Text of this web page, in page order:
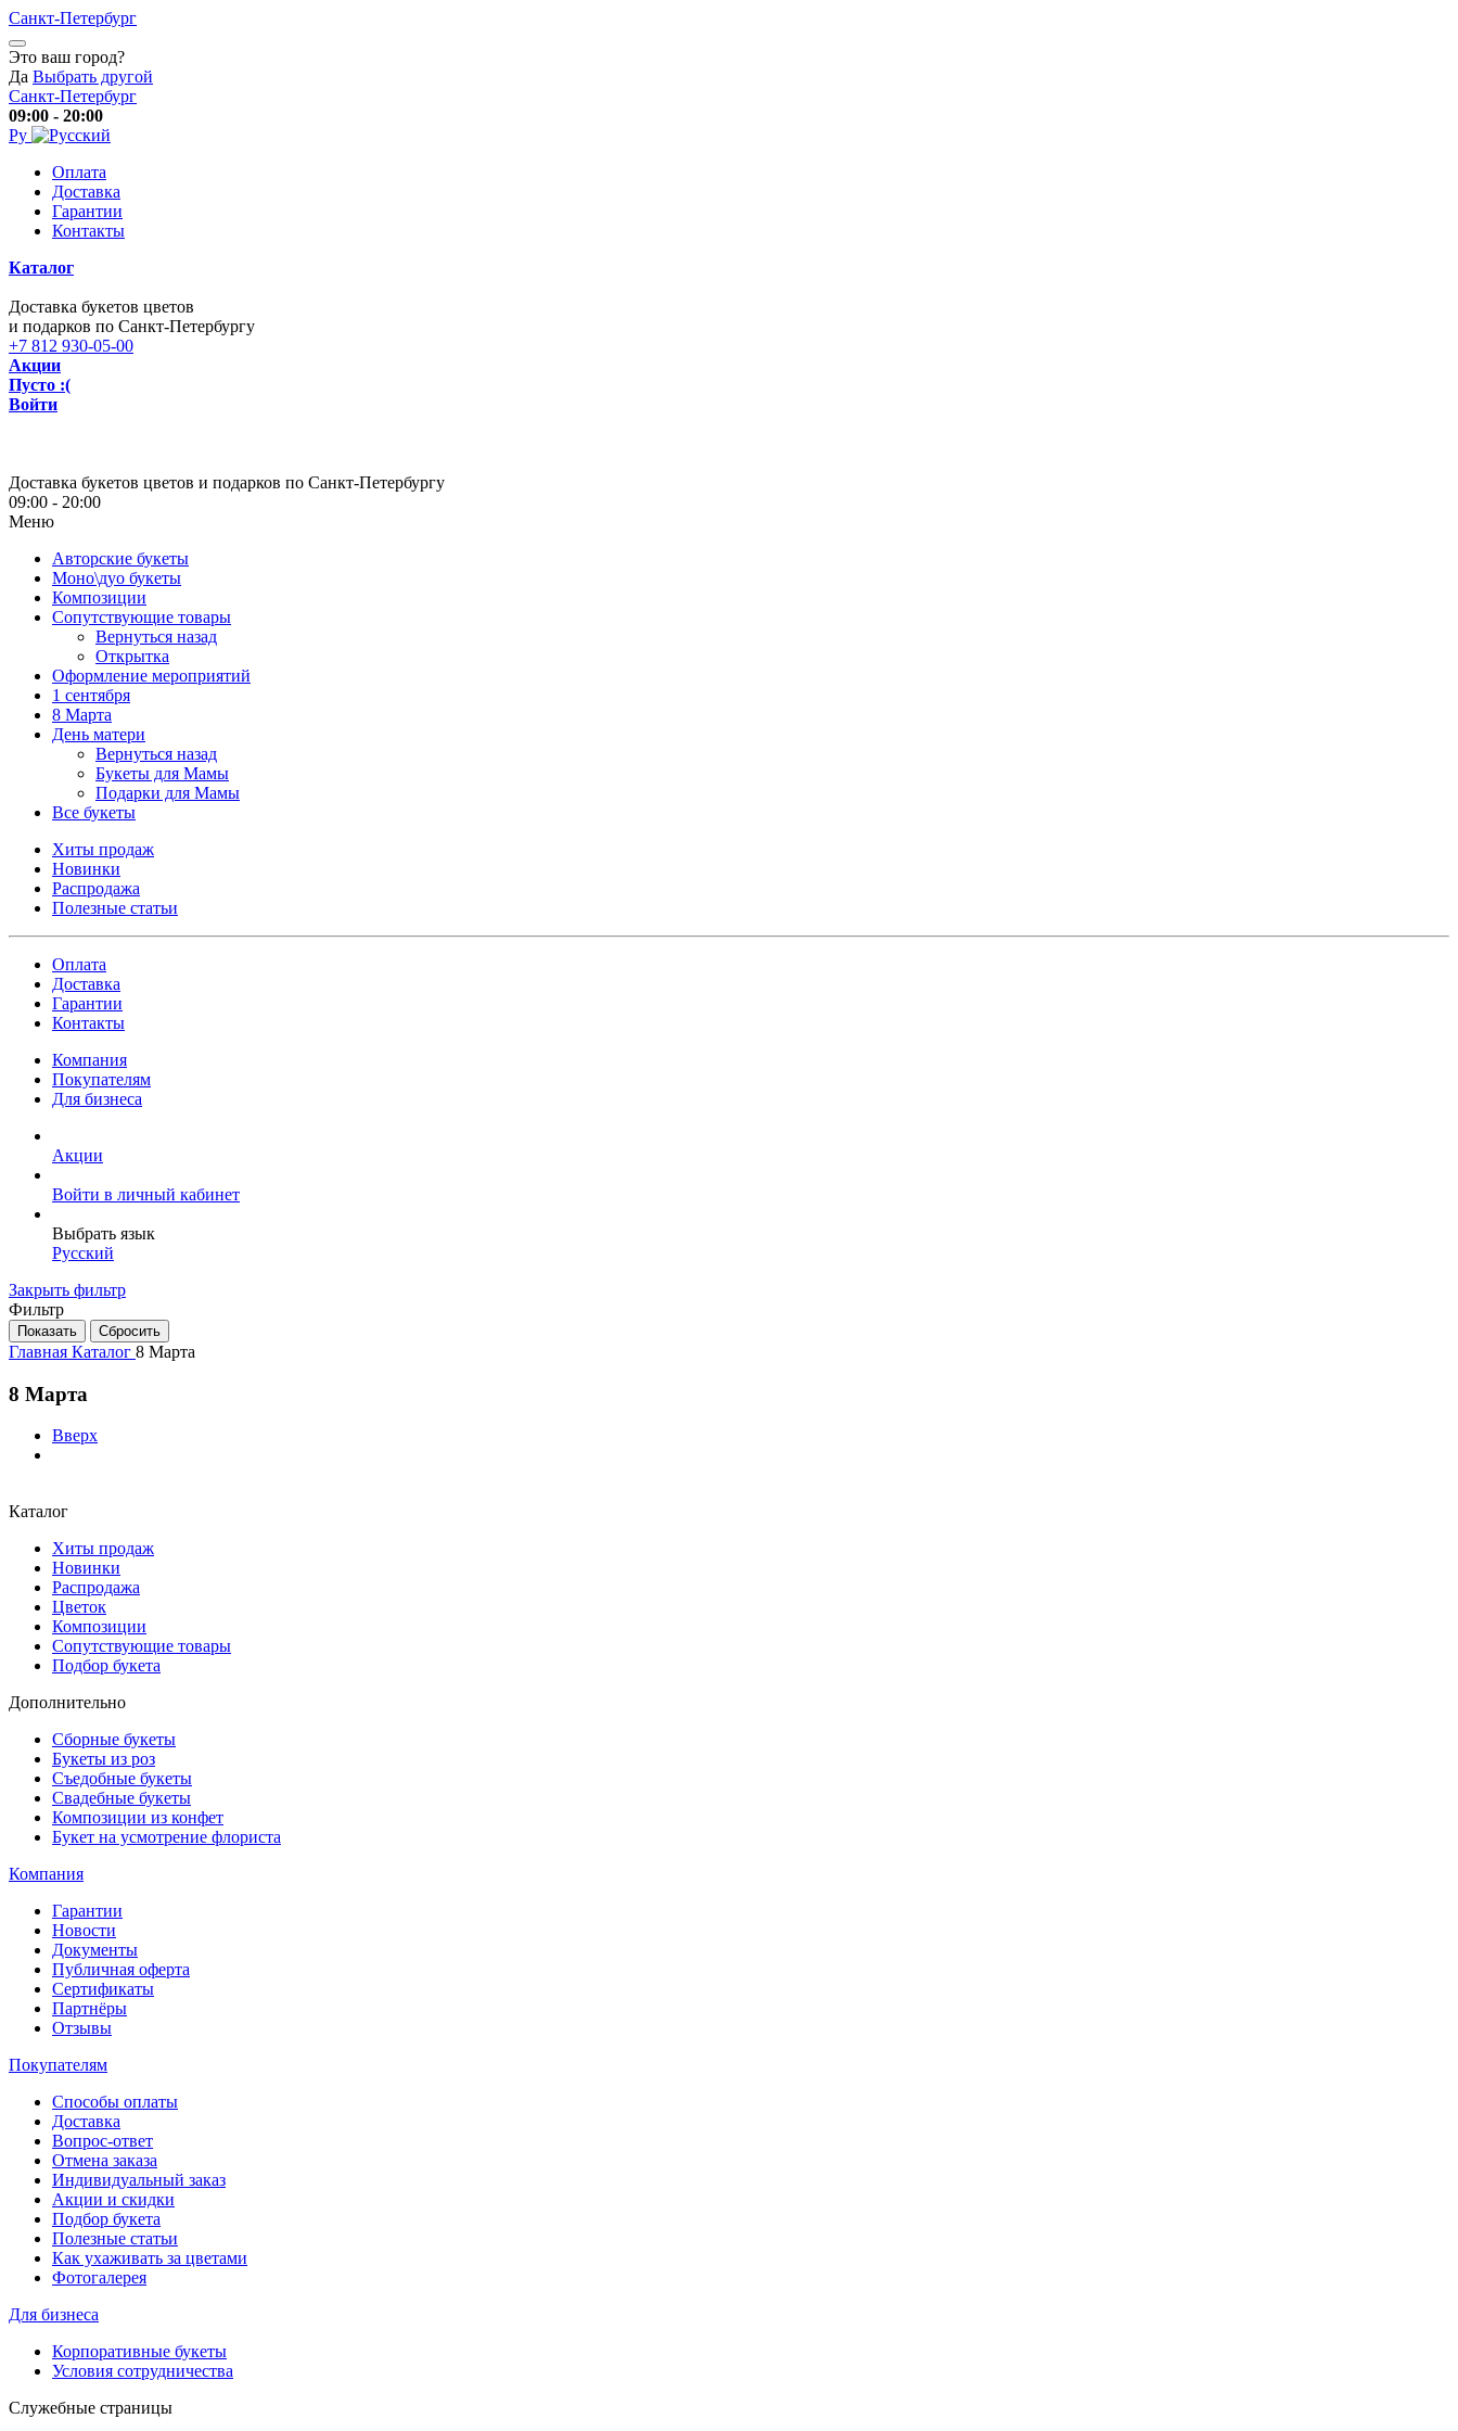
Санкт-Петербург
Это ваш город?
Да Выбрать другой
Санкт-Петербург
09:00 - 20:00
Ру
Оплата
Доставка
Гарантии
Контакты
Каталог
Доставка букетов цветов
и подарков по Санкт-Петербургу
+7 812 930-05-00
Акции
Пусто :(
Войти
Доставка букетов цветов и подарков по Санкт-Петербургу
09:00 - 20:00
Меню
Авторские букеты
Моно\дуо букеты
Композиции
Сопутствующие товары
Вернуться назад
Открытка
Оформление мероприятий
1 сентября
8 Марта
День матери
Вернуться назад
Букеты для Мамы
Подарки для Мамы
Все букеты
Хиты продаж
Новинки
Распродажа
Полезные статьи
Оплата
Доставка
Гарантии
Контакты
Компания
Покупателям
Для бизнеса
Акции
Войти в личный кабинет
Выбрать язык
Русский
Закрыть фильтр
Фильтр
Главная Каталог 8 Марта
8 Марта
Вверх
Каталог
Хиты продаж
Новинки
Распродажа
Цветок
Композиции
Сопутствующие товары
Подбор букета
Дополнительно
Сборные букеты
Букеты из роз
Съедобные букеты
Свадебные букеты
Композиции из конфет
Букет на усмотрение флориста
Компания
Гарантии
Новости
Документы
Публичная оферта
Сертификаты
Партнёры
Отзывы
Покупателям
Способы оплаты
Доставка
Вопрос-ответ
Отмена заказа
Индивидуальный заказ
Акции и скидки
Подбор букета
Полезные статьи
Как ухаживать за цветами
Фотогалерея
Для бизнеса
Корпоративные букеты
Условия сотрудничества
Служебные страницы